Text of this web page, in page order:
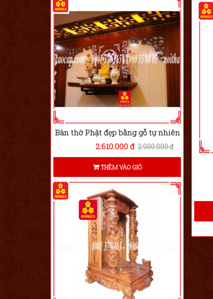
Bàn thờ Phật đẹp bằng gỗ tự nhiên
2.610.000 đ 2.900.000 đ
THÊM VÀO GIỎ